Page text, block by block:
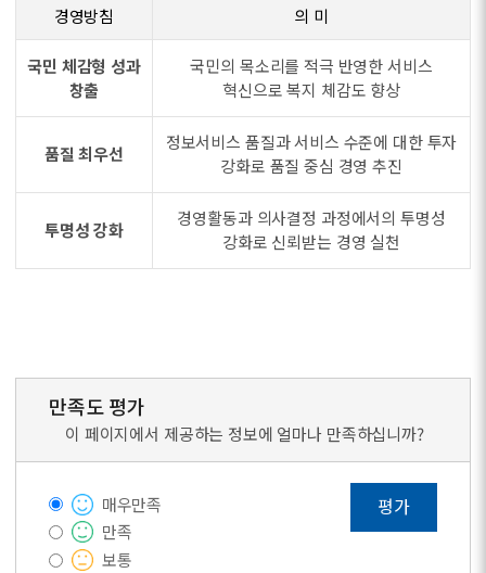
경영방침 의 미
국민 체감형 성과
창출
국민의 목소리를 적극 반영한 서비스
혁신으로 복지 체감도 향상
품질 최우선
정보서비스 품질과 서비스 수준에 대한 투자
강화로 품질 중심 경영 추진
투명성 강화
경영활동과 의사결정 과정에서의 투명성
강화로 신뢰받는 경영 실천
만족도 평가
이 페이지에서 제공하는 정보에 얼마나 만족하십니까?
매우만족
만족
보통
평가